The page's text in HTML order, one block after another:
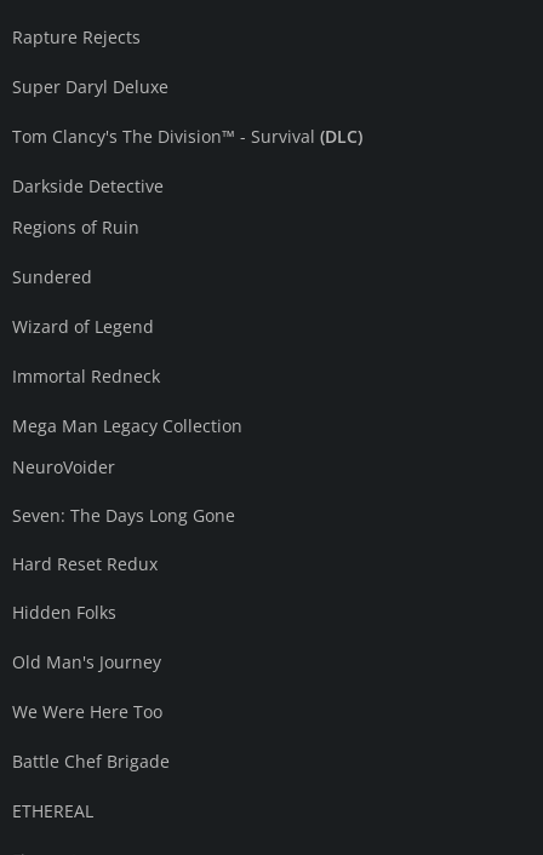
Rapture Rejects
Super Daryl Deluxe
Tom Clancy's The Division™ - Survival (DLC)
Darkside Detective
Regions of Ruin
Sundered
Wizard of Legend
Immortal Redneck
Mega Man Legacy Collection
NeuroVoider
Seven: The Days Long Gone
Hard Reset Redux
Hidden Folks
Old Man's Journey
We Were Here Too
Battle Chef Brigade
ETHEREAL